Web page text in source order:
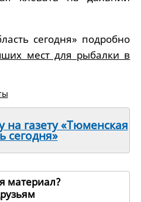
сегодня» подробно
мест для рыбалки в
газету «Тюменская
сегодня»
материал?